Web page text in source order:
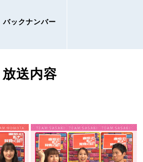
バックナンバー
放送内容